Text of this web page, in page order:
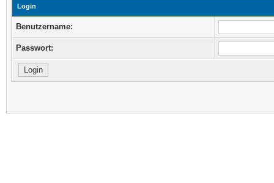
Login
Benutzername:
Passwort: